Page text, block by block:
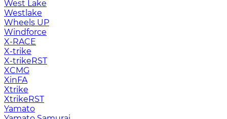
West Lake
Westlake
Wheels UP
Windforce
X-RACE
X-trike
X-trikeRST
XCMG
XinFA
Xtrike
XtrikeRST
Yamato